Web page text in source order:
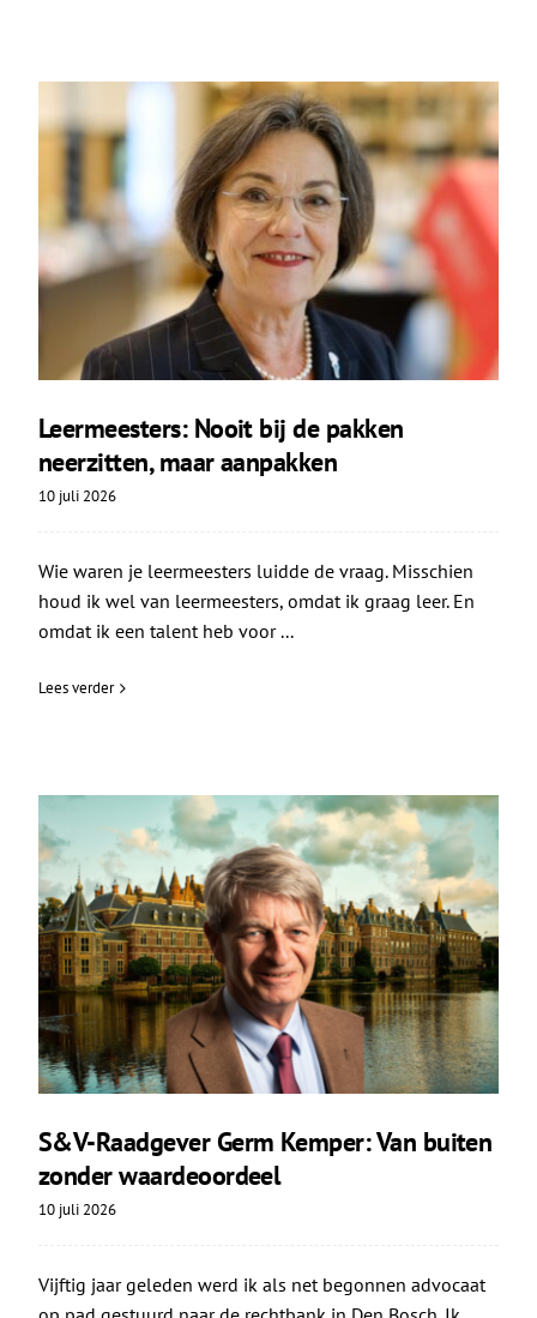
Leermeesters: Nooit bij de pakken
neerzitten, maar aanpakken
10 juli 2026
Wie waren je leermeesters luidde de vraag. Misschien
houd ik wel van leermeesters, omdat ik graag leer. En
omdat ik een talent heb voor ...
Lees verder
S&V-Raadgever Germ Kemper: Van buiten
zonder waardeoordeel
10 juli 2026
Vijftig jaar geleden werd ik als net begonnen advocaat